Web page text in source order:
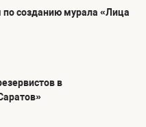
по созданию мурала «Лица
в